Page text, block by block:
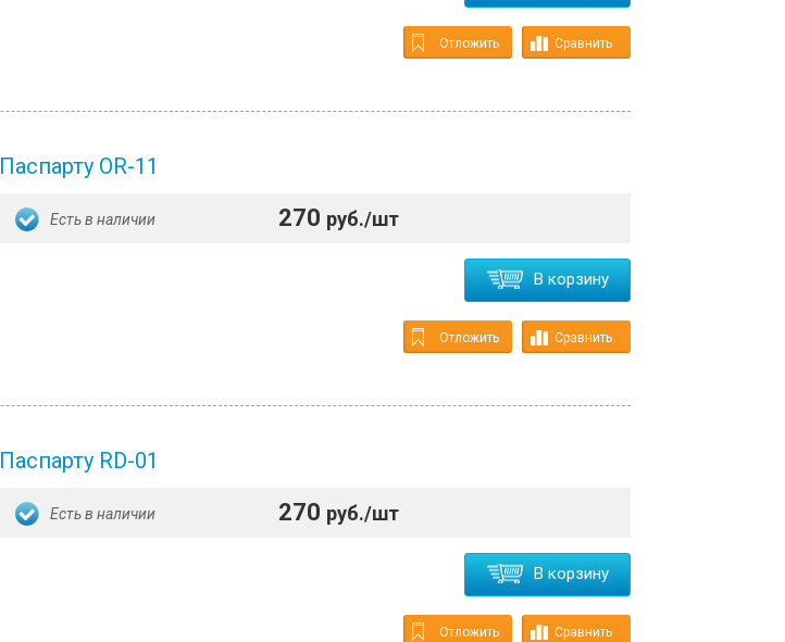
Отложить Сравнить
Паспарту OR-11
Есть в наличии 270 руб./шт
В корзину
Отложить Сравнить
Паспарту RD-01
Есть в наличии 270 руб./шт
В корзину
Отложить Сравнить